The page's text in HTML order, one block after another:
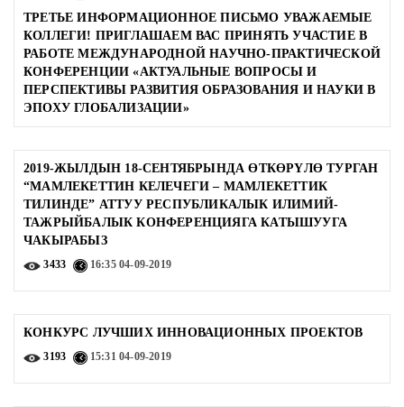
ТРЕТЬЕ ИНФОРМАЦИОННОЕ ПИСЬМО УВАЖАЕМЫЕ
КОЛЛЕГИ! ПРИГЛАШАЕМ ВАС ПРИНЯТЬ УЧАСТИЕ В
РАБОТЕ МЕЖДУНАРОДНОЙ НАУЧНО-ПРАКТИЧЕСКОЙ
КОНФЕРЕНЦИИ «АКТУАЛЬНЫЕ ВОПРОСЫ И
ПЕРСПЕКТИВЫ РАЗВИТИЯ ОБРАЗОВАНИЯ И НАУКИ В
ЭПОХУ ГЛОБАЛИЗАЦИИ»
2019-ЖЫЛДЫН 18-СЕНТЯБРЫНДА ӨТКӨРҮЛӨ ТУРГАН
“МАМЛЕКЕТТИН КЕЛЕЧЕГИ – МАМЛЕКЕТТИК
ТИЛИНДЕ” АТТУУ РЕСПУБЛИКАЛЫК ИЛИМИЙ-
ТАЖРЫЙБАЛЫК КОНФЕРЕНЦИЯГА КАТЫШУУГА
ЧАКЫРАБЫЗ
3433 16:3504-09-2019
КОНКУРС ЛУЧШИХ ИННОВАЦИОННЫХ ПРОЕКТОВ
3193 15:3104-09-2019